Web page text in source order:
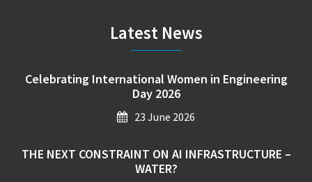
Latest News
Celebrating International Women in Engineering
Day 2026
23 June 2026
THE NEXT CONSTRAINT ON AI INFRASTRUCTURE –
WATER?